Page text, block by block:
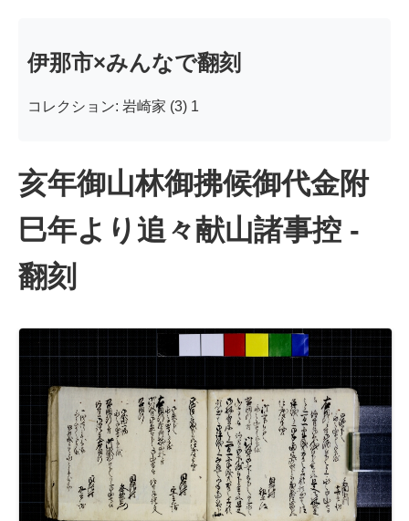
伊那市×みんなで翻刻
コレクション: 岩崎家 (3) 1
亥年御山林御拂候御代金附
巳年より追々献山諸事控 -
翻刻